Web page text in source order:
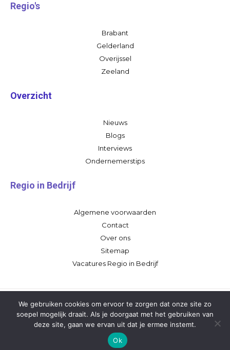
Regio's
Brabant
Gelderland
Overijssel
Zeeland
Overzicht
Nieuws
Blogs
Interviews
Ondernemerstips
Regio in Bedrijf
Algemene voorwaarden
Contact
Over ons
Sitemap
Vacatures Regio in Bedrijf
We gebruiken cookies om ervoor te zorgen dat onze site zo
soepel mogelijk draait. Als je doorgaat met het gebruiken van
deze site, gaan we ervan uit dat je ermee instemt.
Ok